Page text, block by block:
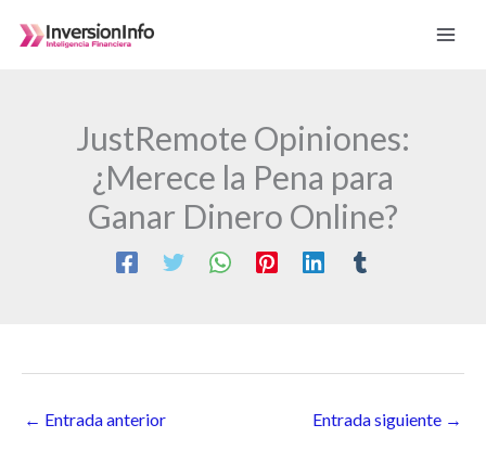
JustRemote Opiniones:
¿Merece la Pena para
Ganar Dinero Online?
← Entrada anterior Entrada siguiente →